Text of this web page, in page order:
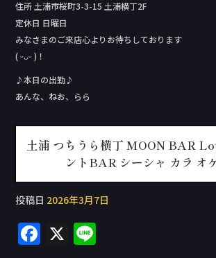
住所 土浦市桜町3-3-15 土浦横丁2F
定休日 日曜日
みなさまのご来店心よりお待ちしております
( ᵕᴗᵕ )！
♪本日の出勤♪
あんな、ねお、らら
土浦 つちうら横丁 MOON BAR
ントBAR シーシャ カラ オ
投稿日 2026年3月7日
F X